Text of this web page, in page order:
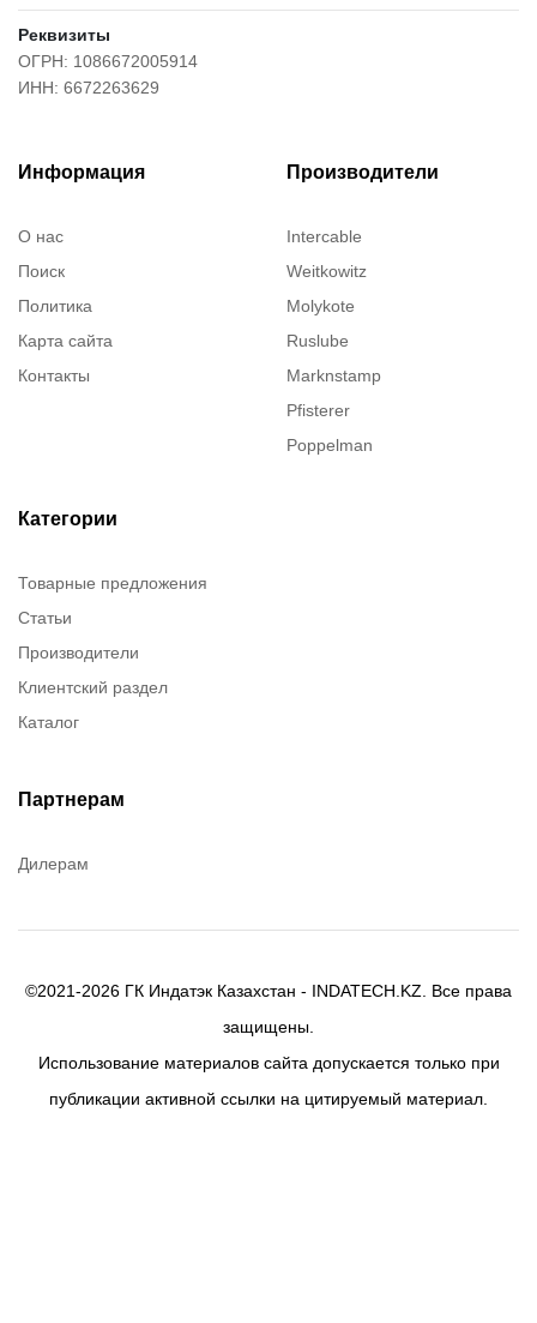
Реквизиты
ОГРН: 1086672005914
ИНН: 6672263629
Информация
О нас
Поиск
Политика
Карта сайта
Контакты
Производители
Intercable
Weitkowitz
Molykote
Ruslube
Marknstamp
Pfisterer
Poppelman
Категории
Товарные предложения
Статьи
Производители
Клиентский раздел
Каталог
Партнерам
Дилерам
©2021-2026 ГК Индатэк Казахстан - INDATECH.KZ. Все права
защищены.
Использование материалов сайта допускается только при
публикации активной ссылки на цитируемый материал.